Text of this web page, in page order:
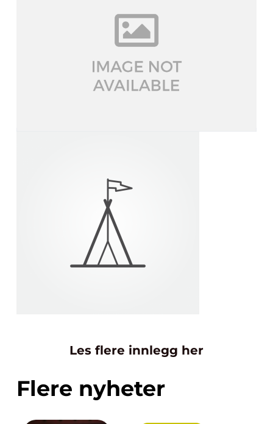
Les flere innlegg her
Flere nyheter